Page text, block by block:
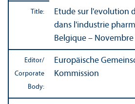
Title:
Etude sur l'evolution
dans l'industrie
Belgique – Novembre
Editor/
Corporate
Body:
Europäische
Kommission